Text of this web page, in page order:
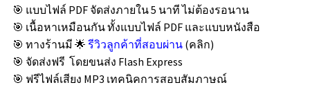
🎯 แบบไฟล์ PDF จัดส่งภายใน 5 นาที ไม่ต้องรอนาน
🎯 เนื้อหาเหมือนกัน ทั้งแบบไฟล์ PDF และแบบหนังสือ
🎯 ทางร้านมี 🌟 รีวิวลูกค้าที่สอบผ่าน (คลิก)
🎯 จัดส่งฟรี โดยขนส่ง Flash Express
🎯 ฟรีไฟล์เสียง MP3 เทคนิคการสอบสัมภาษณ์